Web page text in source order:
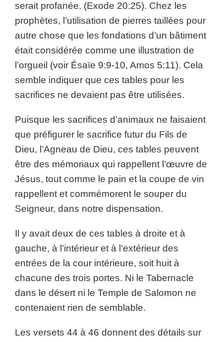
serait profanée. (Exode 20:25). Chez les
prophètes, l’utilisation de pierres taillées pour
autre chose que les fondations d’un bâtiment
était considérée comme une illustration de
l’orgueil (voir Ésaïe 9:9-10, Amos 5:11). Cela
semble indiquer que ces tables pour les
sacrifices ne devaient pas être utilisées.
Puisque les sacrifices d’animaux ne faisaient
que préfigurer le sacrifice futur du Fils de
Dieu, l’Agneau de Dieu, ces tables peuvent
être des mémoriaux qui rappellent l’œuvre de
Jésus, tout comme le pain et la coupe de vin
rappellent et commémorent le souper du
Seigneur, dans notre dispensation.
Il y avait deux de ces tables à droite et à
gauche, à l’intérieur et à l’extérieur des
entrées de la cour intérieure, soit huit à
chacune des trois portes. Ni le Tabernacle
dans le désert ni le Temple de Salomon ne
contenaient rien de semblable.
Les versets 44 à 46 donnent des détails sur